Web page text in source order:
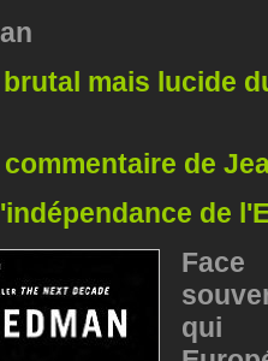
mais lucide
de
de
qui